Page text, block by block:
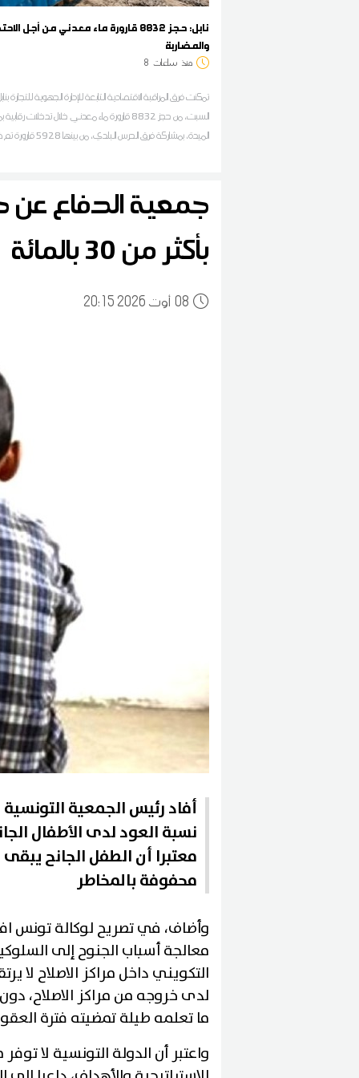
نابل: حجز 8832 قارورة ماء معدني من أجل
والمضاربة
منذ ساعات 8
تمكنت فرق المراقبة الاقتصادية التابعة للإدارة الجهوية للتجارة
السبت، من حجز 8832 قارورة ماء معدني خلال تدخلات
الميدة، بمشاركة فرق الحرس البلدي،
جمعية الدفاع عن
بأكثر من 30 بالمائة
0820:15 2026 أوت
أفاد رئيس الجمعية
معتبرا أن الطفل الجانح
محفوفة بالمخاطر
وأضاف، في تصريح لوكالة تونس
معالجة أسباب الجنوح إلى
التكويني داخل مراكز الاصلاح
لدى خروجه من مراكز الاصلاح،
ما تعلمه طيلة تمضيته فترة
واعتبر أن الدولة التونسية لا